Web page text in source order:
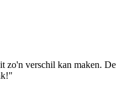
zo'n verschil kan maken. De
"